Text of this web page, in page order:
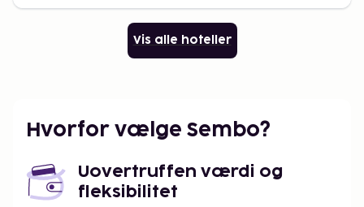
Vis alle hoteller
Hvorfor vælge Sembo?
Uovertruffen værdi og
fleksibilitet